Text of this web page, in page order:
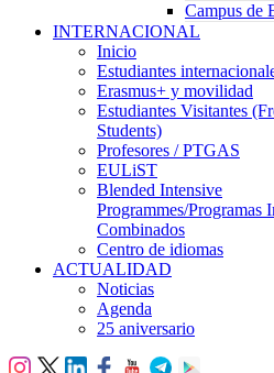
Campus de
INTERNACIONAL
Inicio
Estudiantes
Erasmus+ y movilidad
Estudiantes Visitantes
Students)
Profesores / PTGAS
EULiST
Blended Intensive
Programmes/Programas
Combinados
Centro de idiomas
ACTUALIDAD
Noticias
Agenda
25 aniversario